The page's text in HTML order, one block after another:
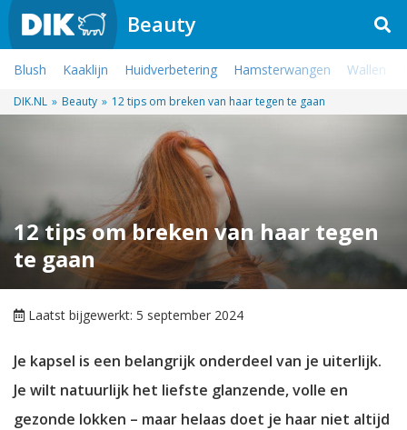
Beauty
Blush Kaaklijn Huidverbetering Hamsterwangen Wallen
DIK.NL » Beauty » 12 tips om breken van haar tegen te gaan
12 tips om breken van haar tegen
te gaan
Laatst bijgewerkt: 5 september 2024
Je kapsel is een belangrijk onderdeel van je uiterlijk.
Je wilt natuurlijk het liefste glanzende, volle en
gezonde lokken – maar helaas doet je haar niet altijd